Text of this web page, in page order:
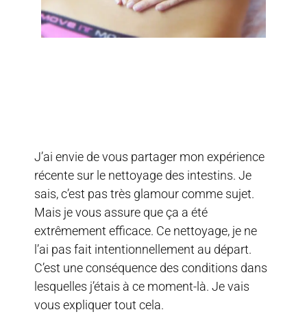
J’ai envie de vous partager mon expérience
récente sur le nettoyage des intestins. Je
sais, c’est pas très glamour comme sujet.
Mais je vous assure que ça a été
extrêmement efficace. Ce nettoyage, je ne
l’ai pas fait intentionnellement au départ.
C’est une conséquence des conditions dans
lesquelles j’étais à ce moment-là. Je vais
vous expliquer tout cela.